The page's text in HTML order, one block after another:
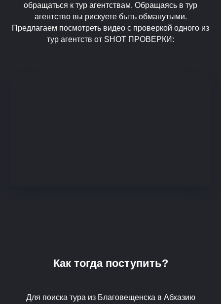
обращаться к тур агентствам. Обращаясь в тур
агентство вы рискуете быть обманутыми.
Предлагаем посмотреть видео с проверкой одного из
тур агентств от SHOT ПРОВЕРКИ:
Как тогда поступить?
Для поиска тура из Благовещенска в Абхазию